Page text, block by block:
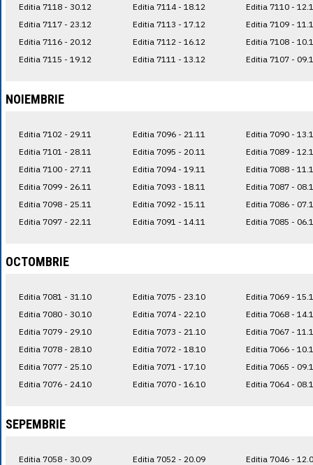
Editia 7118 - 30.12
Editia 7117 - 23.12
Editia 7116 - 20.12
Editia 7115 - 19.12
Editia 7114 - 18.12
Editia 7113 - 17.12
Editia 7112 - 16.12
Editia 7111 - 13.12
Editia 7110 -
Editia 7109 -
Editia 7108 -
Editia 7107 -
NOIEMBRIE
Editia 7102 - 29.11
Editia 7101 - 28.11
Editia 7100 - 27.11
Editia 7099 - 26.11
Editia 7098 - 25.11
Editia 7097 - 22.11
Editia 7096 - 21.11
Editia 7095 - 20.11
Editia 7094 - 19.11
Editia 7093 - 18.11
Editia 7092 - 15.11
Editia 7091 - 14.11
Editia 7090 -
Editia 7089 -
Editia 7088 -
Editia 7087 -
Editia 7086 -
Editia 7085 -
OCTOMBRIE
Editia 7081 - 31.10
Editia 7080 - 30.10
Editia 7079 - 29.10
Editia 7078 - 28.10
Editia 7077 - 25.10
Editia 7076 - 24.10
Editia 7075 - 23.10
Editia 7074 - 22.10
Editia 7073 - 21.10
Editia 7072 - 18.10
Editia 7071 - 17.10
Editia 7070 - 16.10
Editia 7069 -
Editia 7068 -
Editia 7067 -
Editia 7066 -
Editia 7065 -
Editia 7064 -
SEPEMBRIE
Editia 7058 - 30.09
Editia 7052 - 20.09
Editia 7046 -